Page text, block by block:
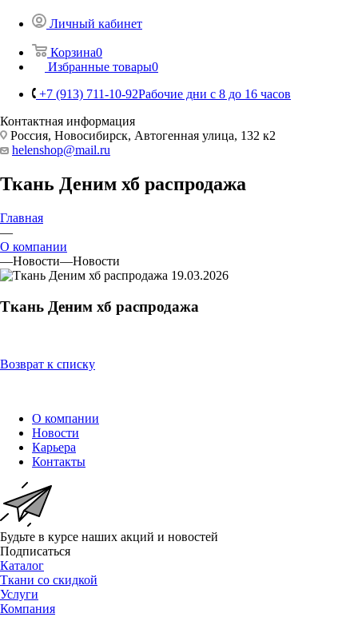
Личный кабинет
Корзина0
Избранные товары0
+7 (913) 711-10-92Рабочие дни с 8 до 16 часов
Контактная информация
Россия, Новосибирск, Автогенная улица, 132 к2
helenshop@mail.ru
Ткань Деним хб распродажа
Главная
—
О компании
—Новости—Новости
19.03.2026
Ткань Деним хб распродажа
Возврат к списку
О компании
Новости
Карьера
Контакты
Будьте в курсе наших акций и новостей
Подписаться
Каталог
Ткани со скидкой
Услуги
Компания